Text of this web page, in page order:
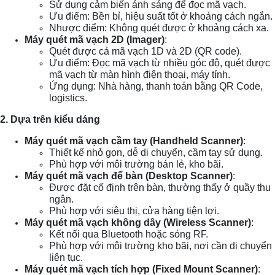
Sử dụng cảm biến ánh sáng để đọc mã vạch.
Ưu điểm: Bền bỉ, hiệu suất tốt ở khoảng cách ngắn.
Nhược điểm: Không quét được ở khoảng cách xa.
Máy quét mã vạch 2D (Imager):
Quét được cả mã vạch 1D và 2D (QR code).
Ưu điểm: Đọc mã vạch từ nhiều góc độ, quét được
mã vạch từ màn hình điện thoại, máy tính.
Ứng dụng: Nhà hàng, thanh toán bằng QR Code,
logistics.
2. Dựa trên kiểu dáng
Máy quét mã vạch cầm tay (Handheld Scanner):
Thiết kế nhỏ gọn, dễ di chuyển, cầm tay sử dụng.
Phù hợp với môi trường bán lẻ, kho bãi.
Máy quét mã vạch để bàn (Desktop Scanner):
Được đặt cố định trên bàn, thường thấy ở quầy thu
ngân.
Phù hợp với siêu thị, cửa hàng tiện lợi.
Máy quét mã vạch không dây (Wireless Scanner):
Kết nối qua Bluetooth hoặc sóng RF.
Phù hợp với môi trường kho bãi, nơi cần di chuyển
liên tục.
Máy quét mã vạch tích hợp (Fixed Mount Scanner):